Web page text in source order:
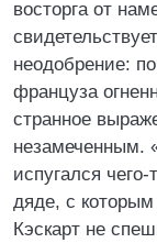
восторга от
неодобрение:
француза
странное
незамеченным.
испугался
дяде, с
Кэскарт не